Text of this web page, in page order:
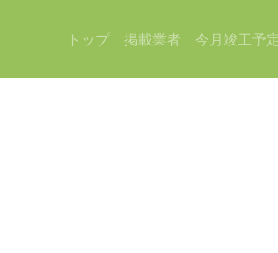
トップ 掲載業者 今月竣工予